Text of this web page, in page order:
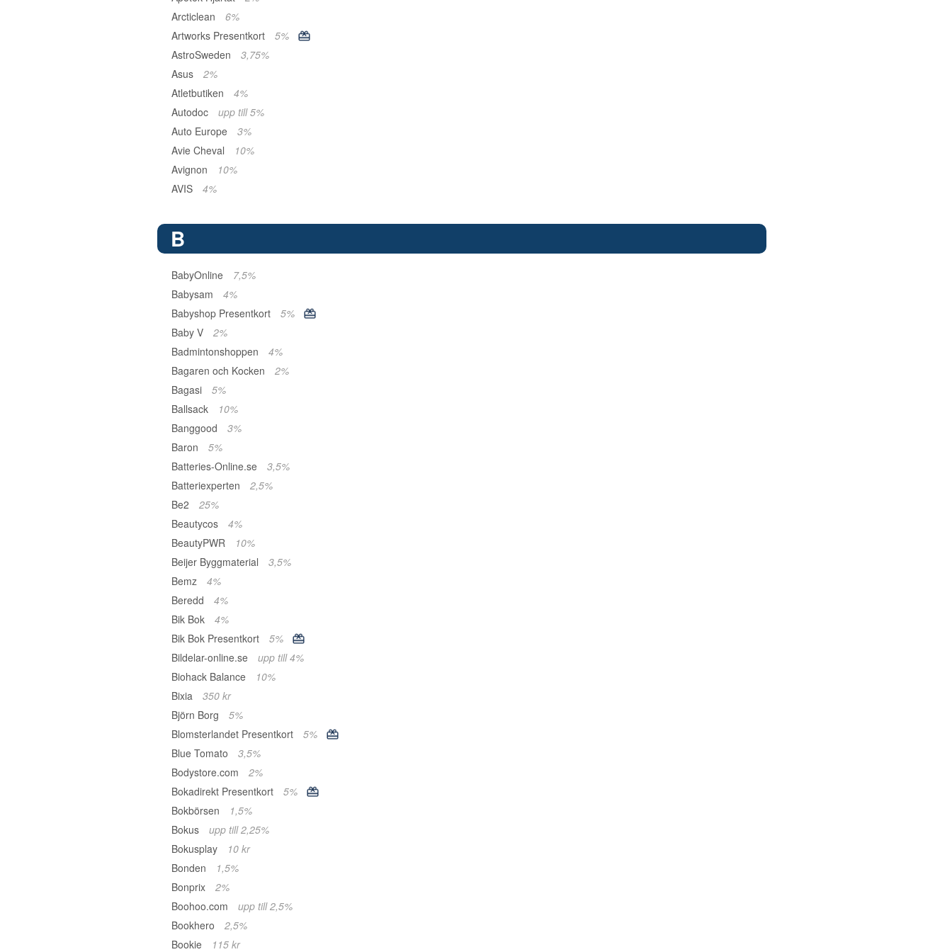
Arcticlean
6%
Artworks Presentkort
5%
AstroSweden
3,75%
Asus
2%
Atletbutiken
4%
Autodoc
upp till 5%
Auto Europe
3%
Avie Cheval
10%
Avignon
10%
AVIS
4%
B
BabyOnline
7,5%
Babysam
4%
Babyshop Presentkort
5%
Baby V
2%
Badmintonshoppen
4%
Bagaren och Kocken
2%
Bagasi
5%
Ballsack
10%
Banggood
3%
Baron
5%
Batteries-Online.se
3,5%
Batteriexperten
2,5%
Be2
25%
Beautycos
4%
BeautyPWR
10%
Beijer Byggmaterial
3,5%
Bemz
4%
Beredd
4%
Bik Bok
4%
Bik Bok Presentkort
5%
Bildelar-online.se
upp till 4%
Biohack Balance
10%
Bixia
350 kr
Björn Borg
5%
Blomsterlandet Presentkort
5%
Blue Tomato
3,5%
Bodystore.com
2%
Bokadirekt Presentkort
5%
Bokbörsen
1,5%
Bokus
upp till 2,25%
Bokusplay
10 kr
Bonden
1,5%
Bonprix
2%
Boohoo.com
upp till 2,5%
Bookhero
2,5%
Bookie
115 kr